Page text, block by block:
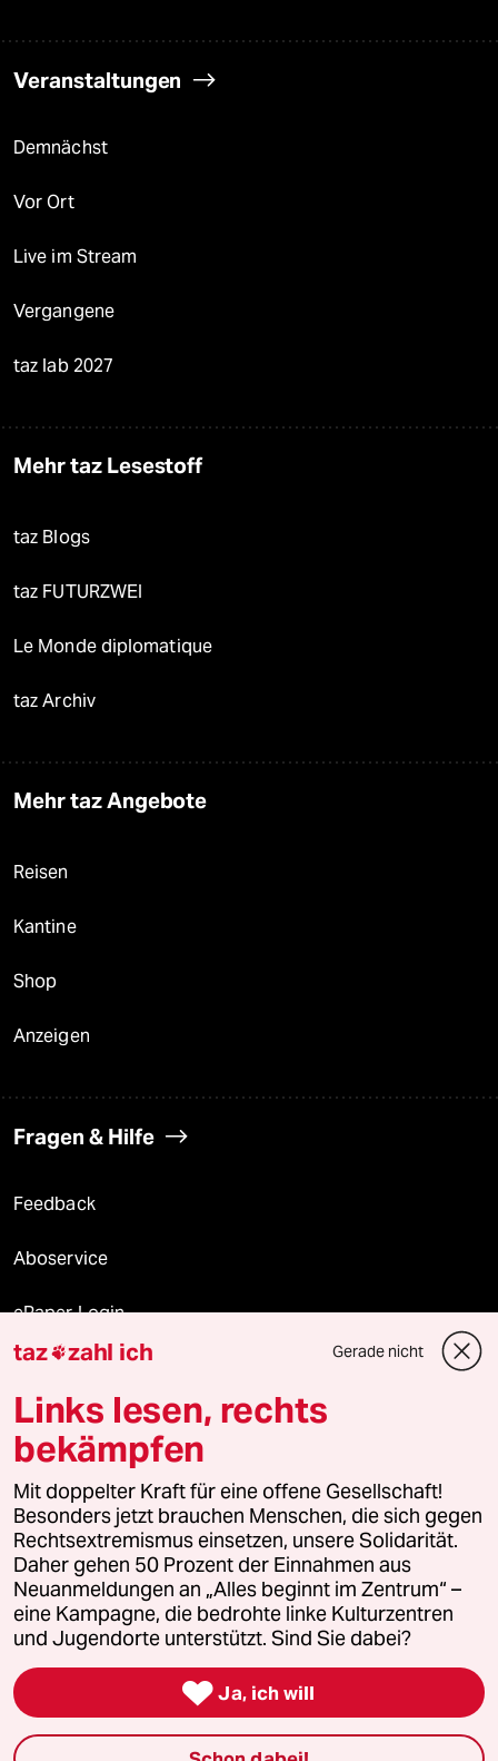
Veranstaltungen
Demnächst
Vor Ort
Live im Stream
Vergangene
taz lab 2027
Mehr taz Lesestoff
taz Blogs
taz FUTURZWEI
Le Monde diplomatique
taz Archiv
Mehr taz Angebote
Reisen
Kantine
Shop
Anzeigen
Fragen & Hilfe
Feedback
Aboservice
ePaper Login
Downloads für Abonnierende
© 2026 taz Verlags und Vertriebs GmbH
Alle Rechte vorbehalten. Bei rechtlichen Fragen oder für Genehmigungen
wenden Sie sich bitte an
lizenzen@taz.de
Feedback Redaktionsstatut Kommune-Richtlinien
Leitlinie Informant Datenschutz Impressum AGB
Seitenwende Einwilligungen widerrufen (Ads)
taz zahl ich Gerade nicht
Links lesen, rechts
bekämpfen
Mit doppelter Kraft für eine offene Gesellschaft!
Besonders jetzt brauchen Menschen, die sich gegen
Rechtsextremismus einsetzen, unsere Solidarität.
Daher gehen 50 Prozent der Einnahmen aus
Neuanmeldungen an „Alles beginnt im Zentrum“ –
eine Kampagne, die bedrohte linke Kulturzentren
und Jugendorte unterstützt. Sind Sie dabei?
 Ja, ich will